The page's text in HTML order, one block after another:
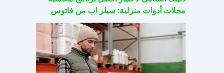
محلات أدوات منزلية: سيلز اب من فاتوس